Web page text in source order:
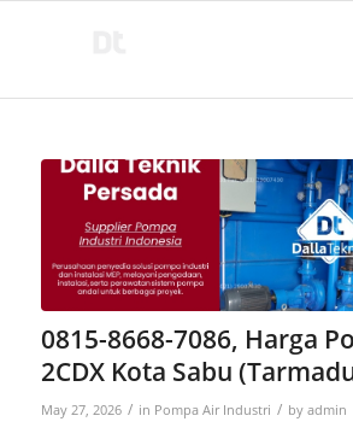
0815-8668-7086, Harga
2CDX Kota Sabu
May 27, 2026 / in Pompa Air Industri / by admin